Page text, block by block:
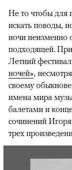
Не то чтобы для
искать поводы,
ночи неизменно
подходящей.
Летний
ночей»,
своему
имена мира
балетами и
сочинений
трех